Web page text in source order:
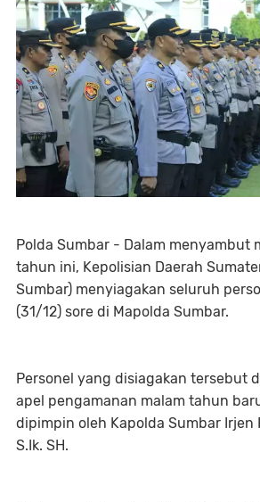
Polda Sumbar - Dalam menyambut
tahun ini, Kepolisian Daerah
Sumbar) menyiagakan seluruh
(31/12) sore di Mapolda Sumbar.
Personel yang disiagakan tersebut
apel pengamanan malam tahun
dipimpin oleh Kapolda Sumbar Irjen
S.Ik. SH.